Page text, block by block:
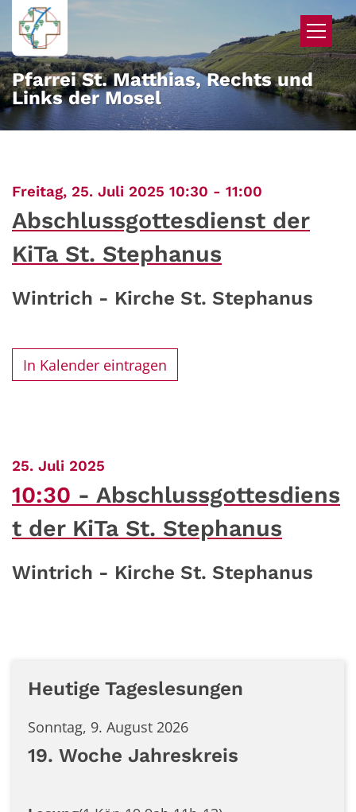
Zum Inhalt springen
Pfarrei St. Matthias, Rechts und
Links der Mosel
Freitag, 25. Juli 2025 10:30 - 11:00
Abschlussgottesdienst der
KiTa St. Stephanus
Wintrich - Kirche St. Stephanus
In Kalender eintragen
25. Juli 2025
10:30
Abschlussgottesdiens
t der KiTa St. Stephanus
Wintrich - Kirche St. Stephanus
Heutige Tageslesungen
Sonntag, 9. August 2026
19. Woche Jahreskreis